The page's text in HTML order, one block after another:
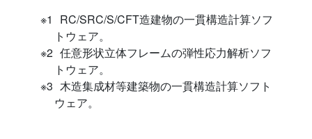
RC/SRC/S/CFT造建物の一貫構造計算ソフ
トウェア。
任意形状立体フレームの弾性応力解析ソフ
トウェア。
木造集成材等建築物の一貫構造計算ソフト
ウェア。